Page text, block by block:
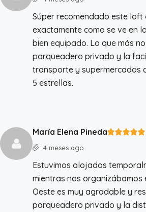
Súper recomendado este loft
exactamente como se ve en
bien equipado. Lo que más
parqueadero privado y la
transporte y supermercados
5 estrellas.
María Elena Pineda
4 meses ago
Estuvimos alojados
mientras nos organizábamos
Oeste es muy agradable y
parqueadero privado y la